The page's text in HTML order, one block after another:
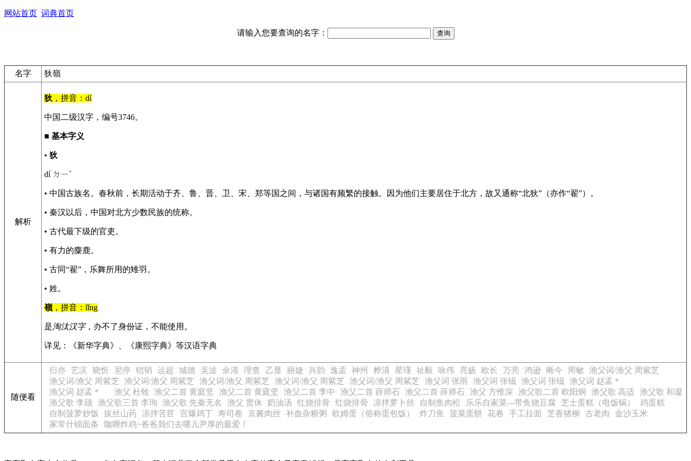
网站首页 词典首页
请输入您要查询的名字：
名字 狄嶺
解析
狄 ，拼音：dí
中国二级汉字，编号3746。
■ 基本字义
• 狄
dí ㄉㄧˊ
• 中国古族名。春秋前，长期活动于齐、鲁、晋、卫、宋、郑等国之间，与诸国有频繁的接触。因为他们主要居住于北方，故又通称“北狄”（亦作“翟”）。
• 秦汉以后，中国对北方少数民族的统称。
• 古代最下级的官吏。
• 有力的麋鹿。
• 古同“翟”，乐舞所用的雉羽。
• 姓。
嶺 ，拼音：lǐng
是淘汰汉字，办不了身份证，不能使用。
详见：《新华字典》、《康熙字典》等汉语字典
随便看
衍亦 艺滨 晓忻 尼停 铠韬 运超 城德 吴波 余清 理查 乙显 丽婕 兴韵 逸孟 神州 桦清 星瑾 祉毅 咏伟 亮扬 欧长 万亮 鸿逊 晰今 周敏
渔父词/渔父 周紫芝
渔父词/渔父 周紫芝 渔父词/渔父 周紫芝 渔父词/渔父 周紫芝 渔父词/渔父 周紫芝 渔父词/渔父 周紫芝 渔父词 张雨 渔父词 张镃 渔父词 张镃
渔父词 赵孟＊
渔父词 赵孟＊
渔父 杜牧 渔父二首 黄庭坚 渔父二首 黄庭坚 渔父二首 李中 渔父二首 薛师石 渔父二首 薛师石 渔父 方惟深 渔父歌二首 欧阳炯 渔父歌 高适
渔父歌 和凝
渔父歌 李颀
渔父歌三首 李珣 渔父歌 先秦无名 渔父 贯休 奶油汤 红烧排骨 红烧排骨 凉拌萝卜丝 自制鱼肉松 乐乐自家菜---带鱼烧豆腐 芝士蛋糕（电饭锅）
鸡蛋糕
自制菠萝炒饭
拔丝山药 凉拌苦苣 宫爆鸡丁 寿司卷 京酱肉丝 补血杂粮粥 欧姆蛋（俗称蛋包饭） 炸刀鱼 菠菜蛋餅 花卷 手工拉面 芝香猪柳 古老肉
金沙玉米
家常什锦面条
咖喱炸鸡~爸爸我们去哪儿尹厚的最爱！